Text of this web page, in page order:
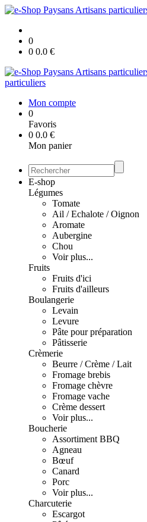
0
0 0.0 €
particuliers
Mon compte
0
Favoris
0 0.0 €
Mon panier
E-shop
Légumes
Tomate
Ail / Echalote / Oignon
Aromate
Aubergine
Chou
Voir plus...
Fruits
Fruits d'ici
Fruits d'ailleurs
Boulangerie
Levain
Levure
Pâte pour préparation
Pâtisserie
Crèmerie
Beurre / Crème / Lait
Fromage brebis
Fromage chèvre
Fromage vache
Crème dessert
Voir plus...
Boucherie
Assortiment BBQ
Agneau
Bœuf
Canard
Porc
Voir plus...
Charcuterie
Escargot